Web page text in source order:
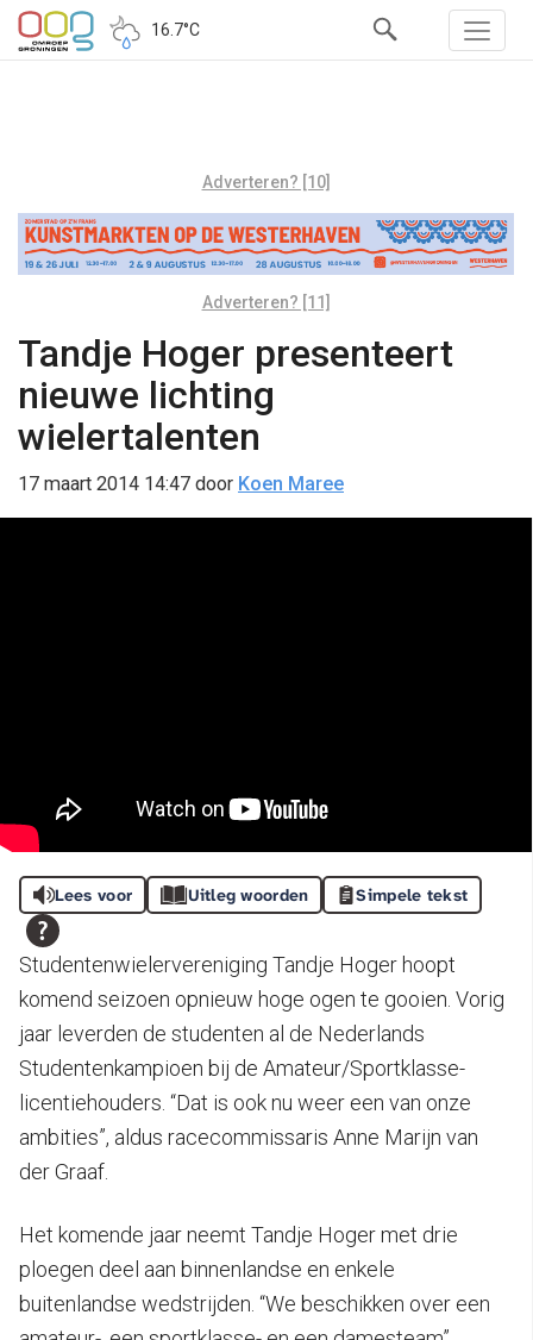
16.7°C
Adverteren? [10]
Adverteren? [11]
Tandje Hoger presenteert
nieuwe lichting
wielertalenten
17 maart 2014 14:47 door Koen Maree
Lees voor Uitleg woorden Simpele tekst
Studentenwielervereniging Tandje Hoger hoopt
komend seizoen opnieuw hoge ogen te gooien. Vorig
jaar leverden de studenten al de Nederlands
Studentenkampioen bij de Amateur/Sportklasse-
licentiehouders. “Dat is ook nu weer een van onze
ambities”, aldus racecommissaris Anne Marijn van
der Graaf.
Het komende jaar neemt Tandje Hoger met drie
ploegen deel aan binnenlandse en enkele
buitenlandse wedstrijden. “We beschikken over een